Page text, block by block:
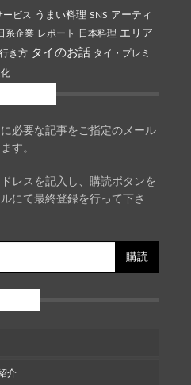
ービス うまい料理 SNS アーティ
系企業 レポート 日本料理 エリア
行き方 タイのお話 タイ・プレミ
必要な記事をご指定のメール
す。
レスを記入し、購読ボタンを
にて最終登録を行って下さ
介